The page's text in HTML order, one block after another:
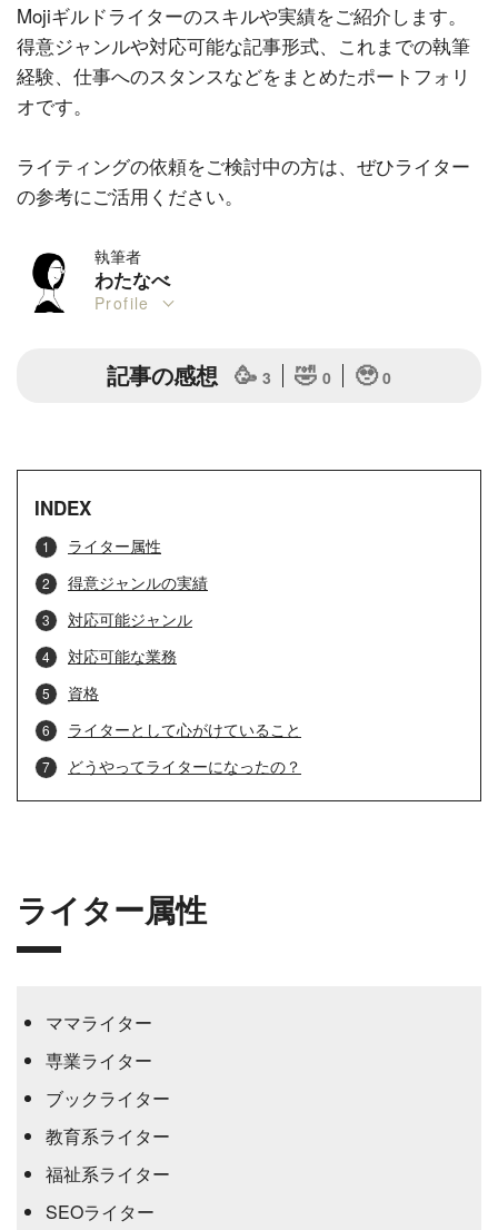
Mojiギルドライターのスキルや実績をご紹介します。
得意ジャンルや対応可能な記事形式、これまでの執筆
経験、仕事へのスタンスなどをまとめたポートフォリ
オです。
ライティングの依頼をご検討中の方は、ぜひライター
の参考にご活用ください。
執筆者
わたなべ
Profile
記事の感想 🥳 3 🤣 0 🥹 0
INDEX
ライター属性
得意ジャンルの実績
対応可能ジャンル
対応可能な業務
資格
ライターとして心がけていること
どうやってライターになったの？
ライター属性
ママライター
専業ライター
ブックライター
教育系ライター
福祉系ライター
SEOライター